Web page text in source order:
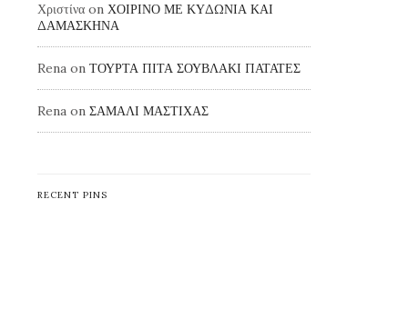
Χριστίνα on ΧΟΙΡΙΝΟ ΜΕ ΚΥΔΩΝΙΑ ΚΑΙ
ΔΑΜΑΣΚΗΝΑ
Rena on ΤΟΥΡΤΑ ΠΙΤΑ ΣΟΥΒΛΑΚΙ ΠΑΤΑΤΕΣ
Rena on ΣΑΜΑΛΙ ΜΑΣΤΙΧΑΣ
RECENT PINS